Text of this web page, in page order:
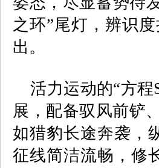
之环”尾灯，辨识
出。
活力运动的“方程
展，配备驭风前铲
如猎豹长途奔袭，
征线简洁流畅，修